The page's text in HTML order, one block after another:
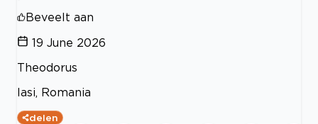
Beveelt aan
19 June 2026
Theodorus
Iasi, Romania
delen